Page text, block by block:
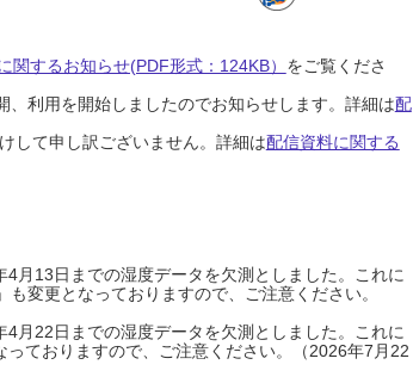
関するお知らせ(PDF形式：124KB） をご覧くださ
利用を開始しましたのでお知らせします。詳細は配
して申し訳ございません。詳細は配信資料に関する
月13日までの湿度データを欠測としました。これに
変更となっておりますので、ご注意ください。
月22日までの湿度データを欠測としました。これに
ておりますので、ご注意ください。（2026年7月22